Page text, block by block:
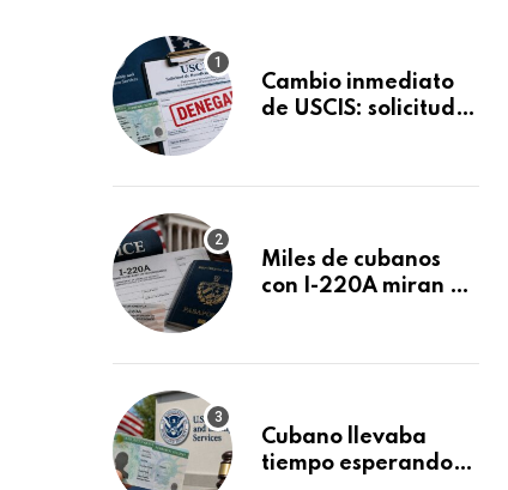
Cambio inmediato
de USCIS: solicitudes
sin previo aviso
Miles de cubanos
con I-220A miran al
decidirse en una
Cubano llevaba
tiempo esperando